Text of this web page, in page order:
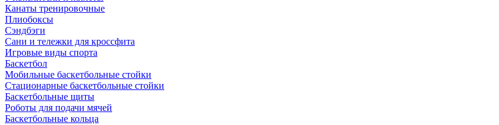
Канаты тренировочные
Плиобоксы
Сэндбэги
Сани и тележки для кроссфита
Игровые виды спорта
Баскетбол
Мобильные баскетбольные стойки
Стационарные баскетбольные стойки
Баскетбольные щиты
Роботы для подачи мячей
Баскетбольные кольца